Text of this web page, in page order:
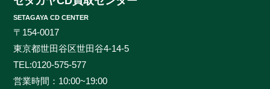
めに、各ジャンルに精通したベテランのスタッフが一つ
一つ丁寧に査定を行わせて頂きます。過去の莫大な買取
データに加えて世界中の最新相場チャートを照らし合わ
SETAGAYA CD CENTER
〒154-0017
東京都世田谷区世田谷4-14-5
TEL:0120-575-577
営業時間：10:00~19:00